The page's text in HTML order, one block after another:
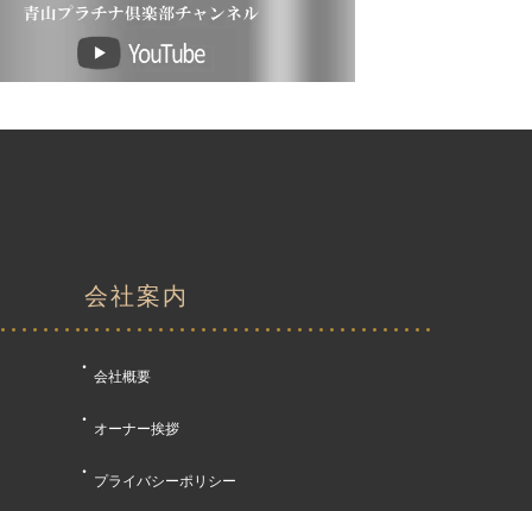
会社案内
会社概要
オーナー挨拶
プライバシーポリシー